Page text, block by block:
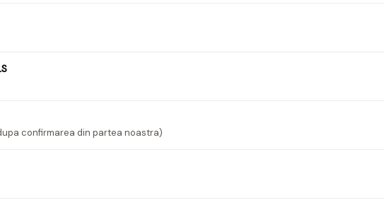
confirmarea din partea noastra)